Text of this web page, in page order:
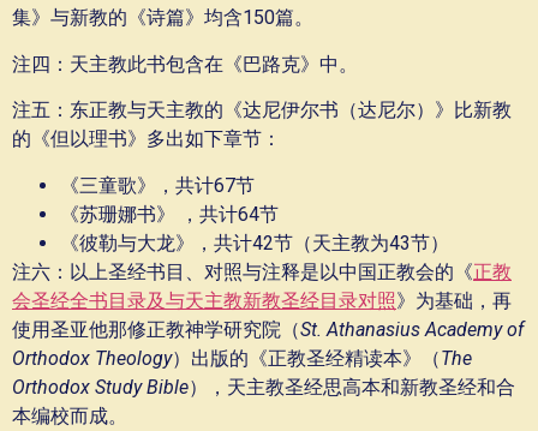
集》与新教的《诗篇》均含150篇。
注四：天主教此书包含在《巴路克》中。
注五：东正教与天主教的《达尼伊尔书（达尼尔）》比新教
的《但以理书》多出如下章节：
《三童歌》，共计67节
《苏珊娜书》
，共计64节
《彼勒与大龙》，共计42节（天主教为43节）
注六：以上圣经书目、对照与注释是以中国正教会的《正教
会圣经全书目录及与天主教新教圣经目录对照》为基础，再
使用圣亚他那修正教神学研究院（St. Athanasius Academy of
Orthodox Theology）出版的《正教圣经精读本》（The
Orthodox Study Bible），天主教圣经思高本和新教圣经和合
本编校而成。